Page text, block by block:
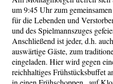
um 9:45 Uhr zum
für die Lebenden und
und des Spielmannszuges
Anschließend ist jeder, d.h.
auswärtige Gäste, zum
eingeladen. Hier wird gegen
reichhaltiges Frühstücksbuffet